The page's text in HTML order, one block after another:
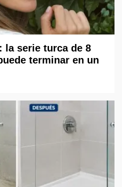
la serie turca de 8
terminar en un